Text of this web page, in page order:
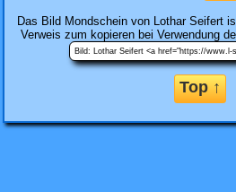
Das Bild Mondscheinvon Lothar Seifert
Verweis zum kopieren bei Verwendung
Top ↑